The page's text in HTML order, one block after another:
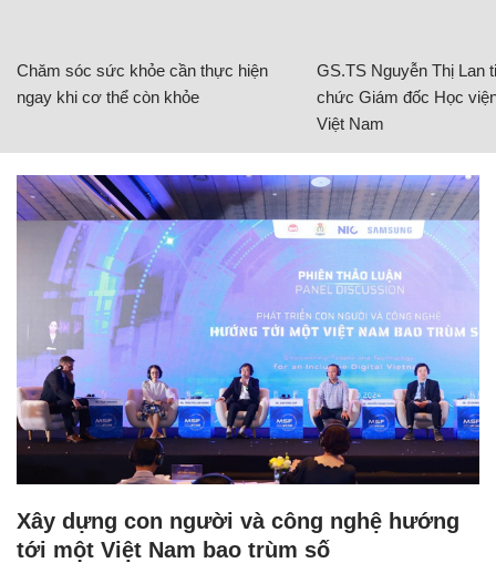
Chăm sóc sức khỏe cần thực hiện
ngay khi cơ thể còn khỏe
GS.TS Nguyễn Thị Lan
chức Giám đốc Học
Việt Nam
Xây dựng con người và công nghệ hướng
tới một Việt Nam bao trùm số